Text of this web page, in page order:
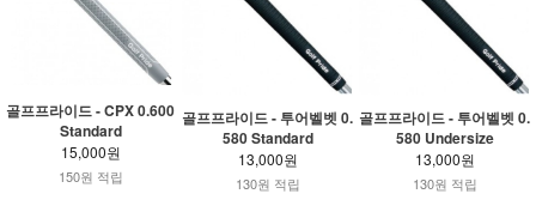
골프프라이드 - CPX 0.600
Standard
15,000원
150원 적립
골프프라이드 - 투어벨벳 0.
580 Standard
13,000원
130원 적립
골프프라이드 - 투어벨벳 0.
580 Undersize
13,000원
130원 적립